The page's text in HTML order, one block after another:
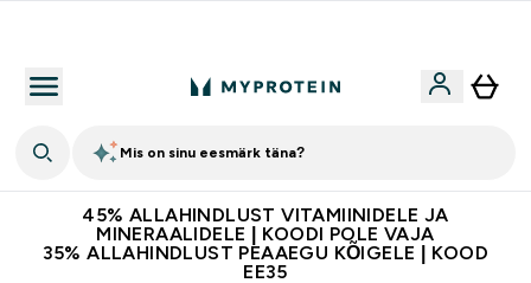
Mis on sinu eesmärk täna?
45% ALLAHINDLUST VITAMIINIDELE JA
MINERAALIDELE | KOODI POLE VAJA
35% ALLAHINDLUST PEAAEGU KÕIGELE | KOOD
EE35